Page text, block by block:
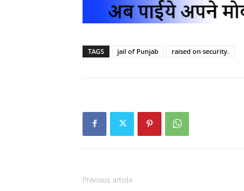
TAGS jail of Punjab raised on security.
Previous article